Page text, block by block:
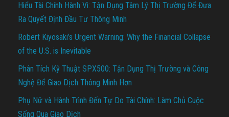
Hiểu Tài Chính Hành Vi: Tận Dụng Tâm Lý Thị Trường Để Đưa
Ra Quyết Định Đầu Tư Thông Minh
Robert Kiyosaki’s Urgent Warning: Why the Financial Collapse
of the U.S. is Inevitable
Phân Tích Kỹ Thuật SPX500: Tận Dụng Thị Trường và Công
Nghệ Để Giao Dịch Thông Minh Hơn
Phụ Nữ và Hành Trình Đến Tự Do Tài Chính: Làm Chủ Cuộc
Sống Qua Giao Dịch